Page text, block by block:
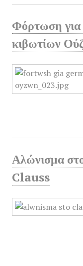
Φόρτωση
κιβωτίων
Αλώνισμα
Clauss